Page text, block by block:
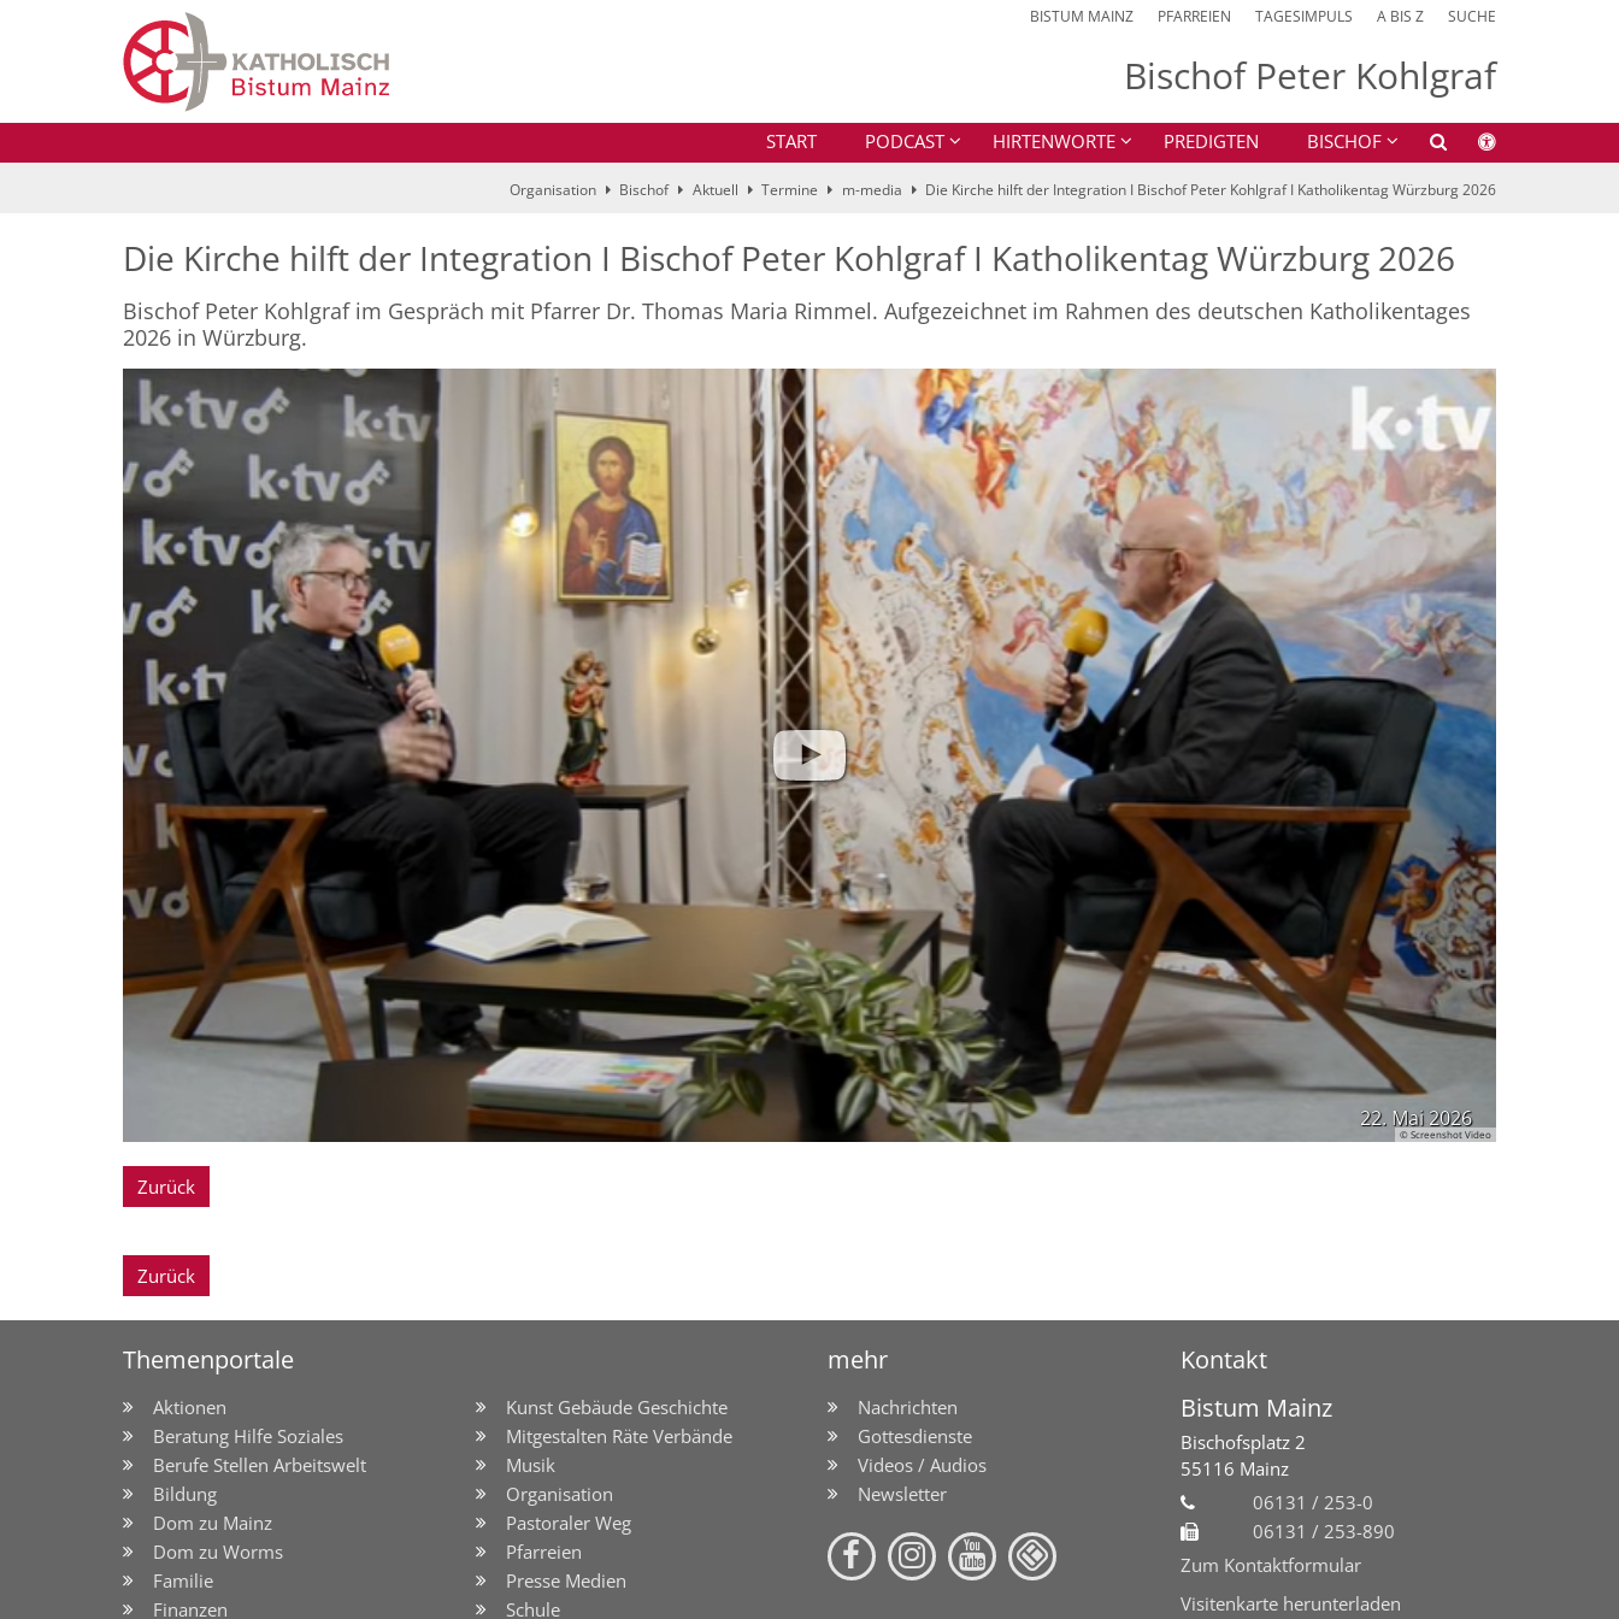
BISTUM MAINZ PFARREIEN TAGESIMPULS A BIS Z SUCHE
Bischof Peter Kohlgraf
START PODCAST HIRTENWORTE PREDIGTEN BISCHOF
Organisation Bischof Aktuell Termine m-media Die Kirche hilft der Integration I Bischof Peter Kohlgraf I Katholikentag Würzburg 2026
Die Kirche hilft der Integration I Bischof Peter Kohlgraf I Katholikentag Würzburg 2026
Bischof Peter Kohlgraf im Gespräch mit Pfarrer Dr. Thomas Maria Rimmel. Aufgezeichnet im Rahmen des deutschen Katholikentages
2026 in Würzburg.
22. Mai 2026
© Screenshot Video
Zurück
Zurück
Themenportale mehr Kontakt
Aktionen
Beratung Hilfe Soziales
Berufe Stellen Arbeitswelt
Bildung
Dom zu Mainz
Dom zu Worms
Familie
Finanzen
Kunst Gebäude Geschichte
Mitgestalten Räte Verbände
Musik
Organisation
Pastoraler Weg
Pfarreien
Presse Medien
Schule
Nachrichten
Gottesdienste
Videos / Audios
Newsletter
Bistum Mainz
Bischofsplatz 2
55116 Mainz
06131 / 253-0
06131 / 253-890
Zum Kontaktformular
Visitenkarte herunterladen